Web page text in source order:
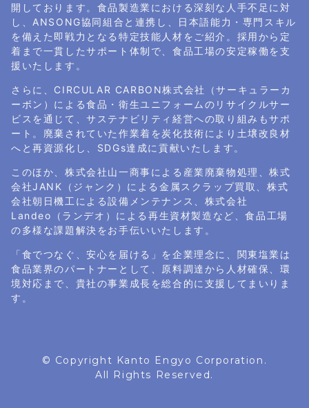
開しております。食品製造業における深刻な人手不足に対
し、ANSONG協同組合と連携し、日本語能力・専門スキル
を備えた即戦力となる特定技能人材をご紹介。採用から定
着まで一貫したサポート体制で、食品工場の安定稼働を支
援いたします。
さらに、CIRCULAR CARBON株式会社（サーキュラーカ
ーボン）による食品・衛生ユニフォームのリサイクルサー
ビスを通じて、サステナビリティ経営への取り組みもサポ
ート。廃棄されていた作業着を炭化技術により土壌改良材
へと再資源化し、SDGs達成に貢献いたします。
このほか、株式会社山一商事による産業廃棄物処理、株式
会社JANK（ジャンク）による金属スクラップ買取、株式
会社朝日機工による設備メンテナンス、株式会社
Landeo（ランデオ）による再生資材製造など、食品工場
の多様な課題解決をお手伝いいたします。
「食でつなぐ、安心を届ける」を企業理念に、関東塩業は
食品業界のパートナーとして、原料調達から人材確保、環
境対応まで、貴社の事業成長を総合的に支援してまいりま
す。
© Copyright Kanto Engyo Corporation.
All Rights Reserved.